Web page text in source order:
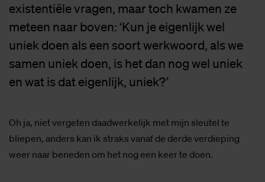
existentiële vragen, maar toch kwamen ze
meteen naar boven: ‘Kun je eigenlijk wel
uniek doen als een soort werkwoord, als we
samen uniek doen, is het dan nog wel uniek
en wat is dat eigenlijk, uniek?’
Oh ja, niet vergeten daadwerkelijk met mijn sleutel te
bliepen, anders kan ik straks vanaf de derde verdieping
weer naar beneden om het nog een keer te doen.